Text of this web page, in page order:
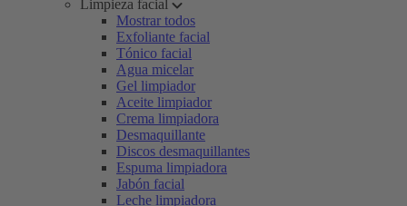
Limpieza facial
Mostrar todos
Exfoliante facial
Tónico facial
Agua micelar
Gel limpiador
Aceite limpiador
Crema limpiadora
Desmaquillante
Discos desmaquillantes
Espuma limpiadora
Jabón facial
Leche limpiadora